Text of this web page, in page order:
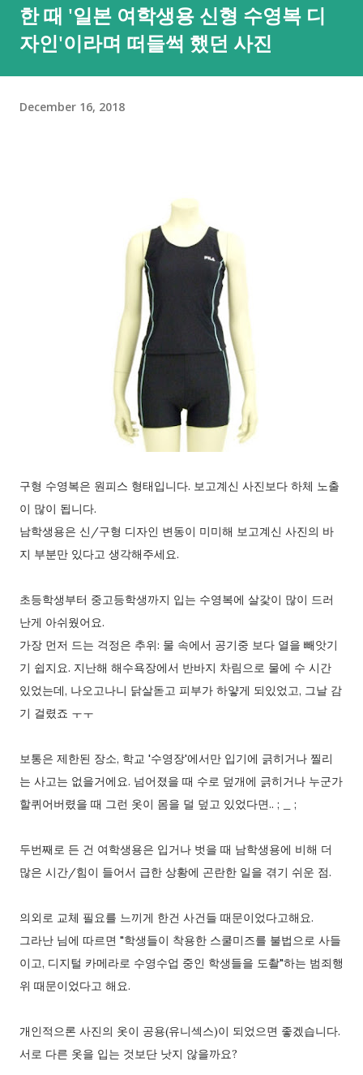
라운드, 현재 메인으로 띄워져있는 앱의 경우는 어떨까요? 아쉽
게도 이에 대한 메시지(iOS처럼 "A앱에서 붙여넣은 B앱")나 이를
수 있다고 하니까요. adb shell 을 실행하시려면 PC에서는 여기
통해 확인하실 수 있는데 대략적으로는 설정 앱의 기기 정보에서
'빌드 번호'를 8번 이상 누르고 화면 잠금(설정된 경우에만)을 풀
어주시면 되요. 압축이 풀린 폴더에 명령 프롬프트를 여시면 되는
데, 주소 표시창에서 cmd를 입력한 뒤 엔터를 누르시면 그 폴더
의 자리의 명령 프롬프트가 열려 편해요. 그리고 한 번 클립보드
접근하는 앱이 얼마나 많은지 확인해볼까요. 개발자가
READ_CLIPBOARD 권한을 선언한 앱은 설치 후 이 권한이 자동
으로 주어져요. 접근 허용된 앱> ad...
한 때 '일본 여학생용 신형 수영복 디
자인'이라며 떠들썩 했던 사진
December 16, 2018
구형 수영복은 원피스 형태입니다. 보고계신 사진보다 하체 노출
이 많이 됩니다.
남학생용은 신/구형 디자인 변동이 미미해 보고계신 사진의 바
지 부분만 있다고 생각해주세요.
초등학생부터 중고등학생까지 입는 수영복에 살갗이 많이 드러
난게 아쉬웠어요.
가장 먼저 드는 걱정은 추위: 물 속에서 공기중 보다 열을 빼앗기
기 쉽지요. 지난해 해수욕장에서 반바지 차림으로 물에 수 시간
있었는데, 나오고나니 닭살돋고 피부가 하얗게 되있었고, 그날 감
기 걸렸죠 ㅜㅜ
보통은 제한된 장소, 학교 '수영장'에서만 입기에 긁히거나 찔리
는 사고는 없을거에요. 넘어졌을 때 수로 덮개에 긁히거나 누군가
할퀴어버렸을 때 그런 옷이 몸을 덜 덮고 있었다면.. ; _ ;
두번째로 든 건 여학생용은 입거나 벗을 때 남학생용에 비해 더
많은 시간/힘이 들어서 급한 상황에 곤란한 일을 겪기 쉬운 점.
의외로 교체 필요를 느끼게 한건 사건들 때문이었다고해요.
그라난 님에 따르면 "학생들이 착용한 스쿨미즈를 불법으로 사들
이고, 디지털 카메라로 수영수업 중인 학생들을 도촬"하는 범죄행
위 때문이었다고 해요.
개인적으론 사진의 옷이 공용(유니섹스)이 되었으면 좋겠습니다.
서로 다른 옷을 입는 것보단 낫지 않을까요?